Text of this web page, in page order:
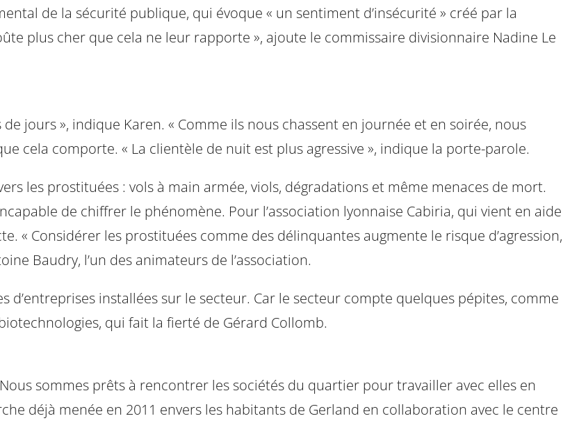
de la sécurité publique, qui évoque « un sentiment d’insécurité » créé par la
plus cher que cela ne leur rapporte », ajoute le commissaire divisionnaire Nadine Le
jours », indique Karen. « Comme ils nous chassent en journée et en soirée, nous
cela comporte. « La clientèle de nuit est plus agressive », indique la porte-parole.
les prostituées : vols à main armée, viols, dégradations et même menaces de mort.
de chiffrer le phénomène. Pour l’association lyonnaise Cabiria, qui vient en aide
« Considérer les prostituées comme des délinquantes augmente le risque d’agression,
Baudry, l’un des animateurs de l’association.
d’entreprises installées sur le secteur. Car le secteur compte quelques pépites, comme
qui fait la fierté de Gérard Collomb.
sommes prêts à rencontrer les sociétés du quartier pour travailler avec elles en
déjà menée en 2011 envers les habitants de Gerland en collaboration avec le centre